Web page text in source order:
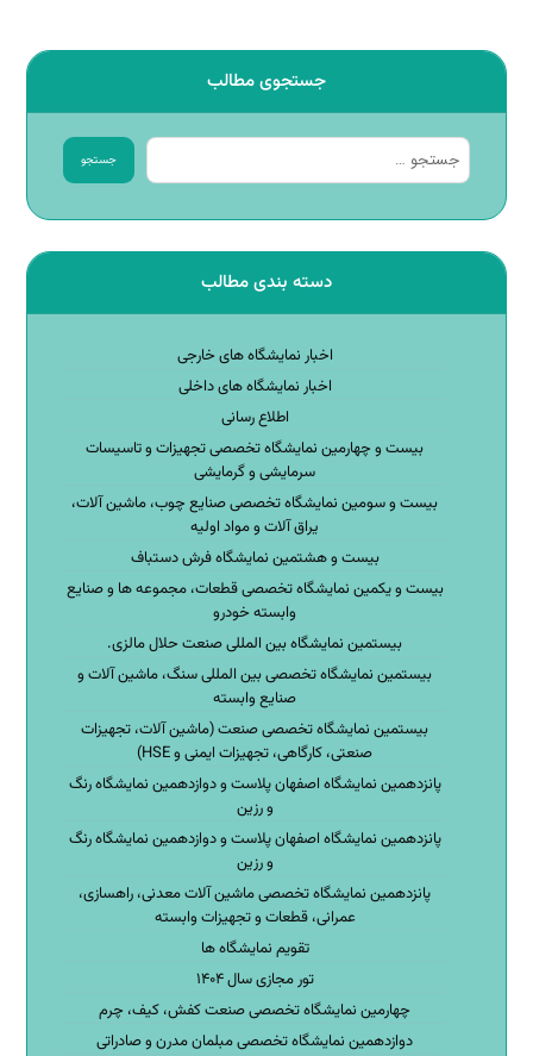
جستجوی مطالب
جستجو
دسته بندی مطالب
اخبار نمایشگاه های خارجی
اخبار نمایشگاه های داخلی
اطلاع رسانی
بیست و چهارمین نمایشگاه تخصصی تجهیزات و تاسیسات
سرمایشی و گرمایشی
بیست و سومین نمایشگاه تخصصی صنایع چوب، ماشین آلات،
یراق آلات و مواد اولیه
بیست و هشتمین نمایشگاه فرش دستباف
بیست و یکمین نمایشگاه تخصصی قطعات، مجموعه ها و صنایع
وابسته خودرو
بیستمین نمایشگاه بین المللی صنعت حلال مالزی.
بیستمین نمایشگاه تخصصی بین المللی سنگ، ماشین آلات و
صنایع وابسته
بیستمین نمایشگاه تخصصی صنعت (ماشین آلات، تجهیزات
صنعتی، کارگاهی، تجهیزات ایمنی و HSE)
پانزدهمین نمایشگاه اصفهان پلاست و دوازدهمین نمایشگاه رنگ
و رزین
پانزدهمین نمایشگاه اصفهان پلاست و دوازدهمین نمایشگاه رنگ
و رزین
پانزدهمین نمایشگاه تخصصی ماشین آلات معدنی، راهسازی،
عمرانی، قطعات و تجهیزات وابسته
تقویم نمایشگاه ها
تور مجازی سال ۱۴۰۴
چهارمین نمایشگاه تخصصی صنعت کفش، کیف، چرم
دوازدهمین نمایشگاه تخصصی مبلمان مدرن و صادراتی